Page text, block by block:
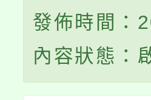
發佈時間：
內容狀態：